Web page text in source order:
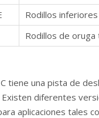
Rodillos
Rodillos de oruga
tiene una pista de
diferentes
aplicaciones tales